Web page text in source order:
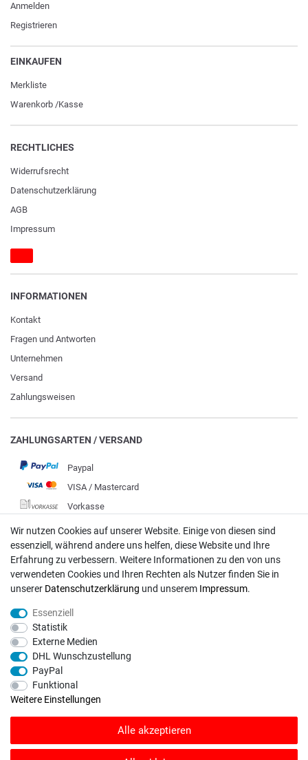
Anmelden
Registrieren
EINKAUFEN
Merkliste
Warenkorb /Kasse
RECHTLICHES
Widerrufs­recht
Daten­schutz­erklärung
AGB
Impressum
INFORMATIONEN
Kontakt
Fragen und Antworten
Unternehmen
Versand
Zahlungsweisen
ZAHLUNGSARTEN / VERSAND
Paypal
VISA / Mastercard
Vorkasse
DHL
Deutsche Post
Bei Fragen wenden Sie sich direkt an unser Service-Team.
info@rasentraktoren-motoren.de
MA-Versand GmbH, 53925 Kall, In der Laach 1-3
SHOPVOTE Bewertungen. SHOPVOTE setzt automatische und manuelle
Wir nutzen Cookies auf unserer Website. Einige von diesen sind
essenziell, während andere uns helfen, diese Website und Ihre
Erfahrung zu verbessern. Weitere Informationen zu den von uns
verwendeten Cookies und Ihren Rechten als Nutzer finden Sie in
unserer Daten­schutz­erklärung und unserem Impressum.
Essenziell
Statistik
Externe Medien
DHL Wunschzustellung
PayPal
Funktional
Weitere Einstellungen
Alle akzeptieren